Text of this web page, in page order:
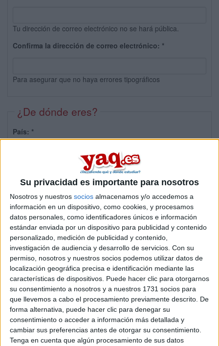
Su privacidad es importante para nosotros
Nosotros y nuestros socios almacenamos y/o accedemos a
información en un dispositivo, como cookies, y procesamos
datos personales, como identificadores únicos e información
estándar enviada por un dispositivo para publicidad y contenido
personalizado, medición de publicidad y contenido,
investigación de audiencia y desarrollo de servicios. Con su
permiso, nosotros y nuestros socios podemos utilizar datos de
localización geográfica precisa e identificación mediante las
características de dispositivos. Puede hacer clic para otorgarnos
su consentimiento a nosotros y a nuestros 1731 socios para
que llevemos a cabo el procesamiento previamente descrito. De
forma alternativa, puede hacer clic para denegar su
consentimiento o acceder a información más detallada y
cambiar sus preferencias antes de otorgar su consentimiento.
Tenga en cuenta que algún procesamiento de sus datos
Tu dirección de correo electrónico no se hará pública.
Confirma la dirección de correo electrónico: *
Para asegurar que no haya errores tipográficos
¿De dónde eres?
País: *
Sobre ti
Soy:*
Chico
Chica
¿En qué año terminas (o terminaste) bachillerato o FP?
Soy estudiante de:*